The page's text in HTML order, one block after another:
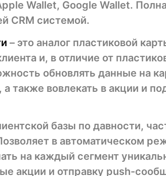
Wallet, Google Wallet.
CRM системой.
– это аналог пластиковой
и, в отличие от
обновлять данные на
также вовлекать в акции и
базы по давности,
в автоматическом
на каждый сегмент
акции и отправку push-